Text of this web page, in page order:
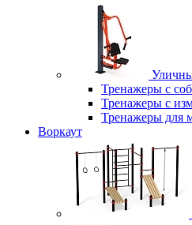
Тренажеры с
Тренажеры с
Тренажеры для
Воркаут